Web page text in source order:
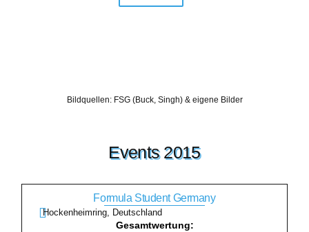
Bildquellen: FSG (Buck, Singh) & eigene Bilder
Events 2015
Formula Student Germany
Hockenheimring, Deutschland
Gesamtwertung: